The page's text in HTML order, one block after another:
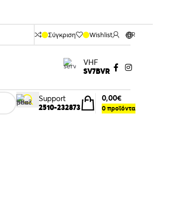
Σύγκριση Wishlist GR
VHF
SV7BVR
Support
2510-232873
0προϊόντα
0,00€